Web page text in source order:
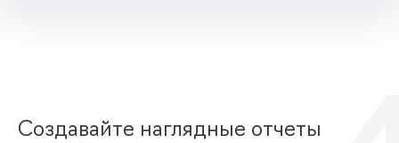
Создавайте наглядные отчеты